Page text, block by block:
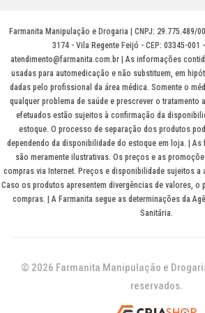
Farmanita Manipulação e Drogaria | CNPJ: 29.775.489/
3174 - Vila Regente Feijó - CEP: 03345-001
atendimento@farmanita.com.br | As informações
usadas para automedicação e não substituem, em
dadas pelo profissional da área médica. Somente o
qualquer problema de saúde e prescrever o tratamento
efetuados estão sujeitos à confirmação da
estoque. O processo de separação dos produtos
dependendo da disponibilidade do estoque em loja. |
são meramente ilustrativas. Os preços e as
compras via Internet. Preços e disponibilidade sujeitos a
Caso os produtos apresentem divergências de valores, o
compras. | A Farmanita segue as determinações da
Sanitária.
© 2026 Farmanita Manipulação e
reservados.